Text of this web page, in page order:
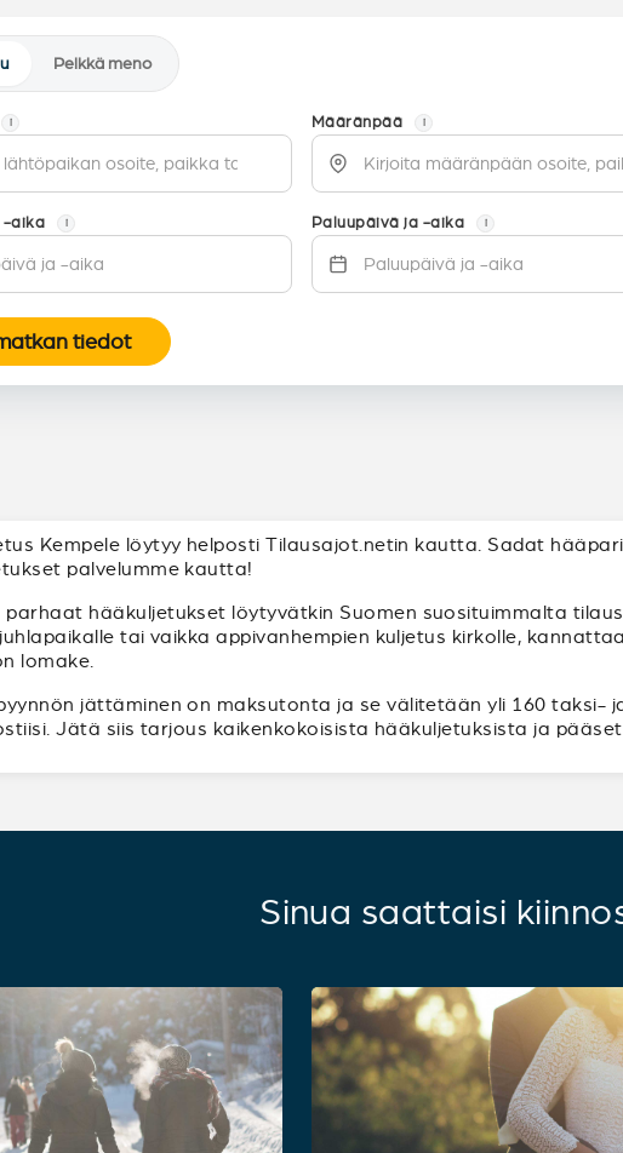
Pelkkä meno
i Määränpää i
-aika i Paluupäivä ja -aika i
tiedot
Kempele löytyy helposti Tilausajot.netin kautta. Sadat
palvelumme kautta!
parhaat hääkuljetukset löytyvätkin Suomen suosituimmalta
tai vaikka appivanhempien kuljetus kirkolle,
lomake.
jättäminen on maksutonta ja se välitetään yli 160 taksi-
Jätä siis tarjous kaikenkokoisista hääkuljetuksista ja
Sinua saattaisi